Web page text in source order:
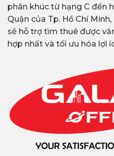
phân khúc từ hạng C đến
Quận của Tp. Hồ Chí Minh,
sẽ hỗ trợ tìm thuê được
hợp nhất và tối ưu hóa lợi